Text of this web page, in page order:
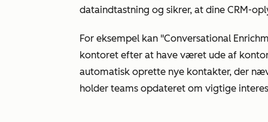
dataindtastning og sikrer, at dine CRM-
For eksempel kan "Conversational
kontoret efter at have været ude af
automatisk oprette nye kontakter, der
holder teams opdateret om vigtige